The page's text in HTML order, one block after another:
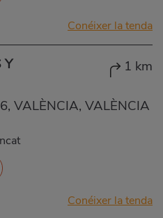
Conéixer la tenda
Y
1 km
VALÈNCIA, VALÈNCIA
Conéixer la tenda